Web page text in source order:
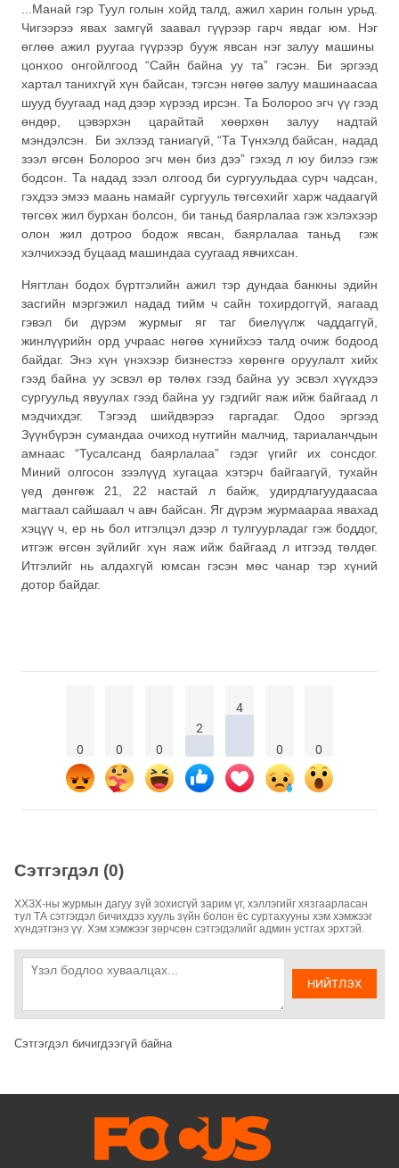
...Манай гэр Туул голын хойд талд, ажил харин голын урьд.
Чигээрээ явах замгүй заавал гүүрээр гарч явдаг юм. Нэг
өглөө ажил руугаа гүүрээр бууж явсан нэг залуу машины
цонхоо онгойлгоод “Сайн байна уу та” гэсэн. Би эргээд
хартал танихгүй хүн байсан, тэгсэн нөгөө залуу машинаасаа
шууд буугаад над дээр хүрээд ирсэн. Та Болороо эгч үү гээд
өндөр, цэвэрхэн царайтай хөөрхөн залуу надтай
мэндэлсэн. Би эхлээд таниагүй, “Та Түнхэлд байсан, надад
зээл өгсөн Болороо эгч мөн биз дээ” гэхэд л юу билээ гэж
бодсон. Та надад зээл олгоод би сургуульдаа сурч чадсан,
гэхдээ эмээ маань намайг сургууль төгсөхийг харж чадаагүй
төгсөх жил бурхан болсон, би таньд баярлалаа гэж хэлэхээр
олон жил дотроо бодож явсан, баярлалаа таньд гэж
хэлчихээд буцаад машиндаа суугаад явчихсан.
Нягтлан бодох бүртгэлийн ажил тэр дундаа банкны эдийн
засгийн мэргэжил надад тийм ч сайн тохирдоггүй, яагаад
гэвэл би дүрэм журмыг яг таг биелүүлж чаддаггүй,
жинлүүрийн орд учраас нөгөө хүнийхээ талд очиж бодоод
байдаг. Энэ хүн үнэхээр бизнестээ хөрөнгө оруулалт хийх
гээд байна уу эсвэл өр төлөх гээд байна уу эсвэл хүүхдээ
сургуульд явуулах гээд байна уу гэдгийг яаж ийж байгаад л
мэдчихдэг. Тэгээд шийдвэрээ гаргадаг. Одоо эргээд
Зүүнбүрэн сумандаа очиход нутгийн малчид, тариаланчдын
амнаас “Тусалсанд баярлалаа” гэдэг үгийг их сонсдог.
Миний олгосон зээлүүд хугацаа хэтэрч байгаагүй, тухайн
үед дөнгөж 21, 22 настай л байж, удирдлагуудаасаа
магтаал сайшаал ч авч байсан. Яг дүрэм журмаараа явахад
хэцүү ч, ер нь бол итгэлцэл дээр л тулгуурладаг гэж боддог,
итгэж өгсөн зүйлийг хүн яаж ийж байгаад л итгээд төлдөг.
Итгэлийг нь алдахгүй юмсан гэсэн мөс чанар тэр хүний
дотор байдаг.
0 0 0
2
4
0 0
Сэтгэгдэл (0)
ХХЗХ-ны журмын дагуу зүй зохисгүй зарим үг, хэллэгийг хязгаарласан
тул ТА сэтгэгдэл бичихдээ хууль зүйн болон ёс суртахууны хэм хэмжээг
хүндэтгэнэ үү. Хэм хэмжээг зөрчсөн сэтгэгдэлийг админ устгах эрхтэй.
НИЙТЛЭХ
Сэтгэгдэл бичигдээгүй байна